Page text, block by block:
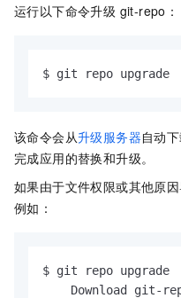
运行以下命令升级 git-repo：
$ git repo upgrade
该命令会从升级服务器自动
完成应用的替换和升级。
如果由于文件权限或其他原
例如：
$ git repo upgrade
Download git-